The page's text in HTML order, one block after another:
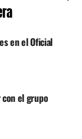
en el Oficial
con el grupo